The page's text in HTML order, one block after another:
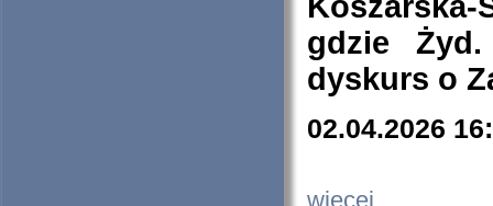
gdzie
dyskurs o
02.04.2026
więcej...